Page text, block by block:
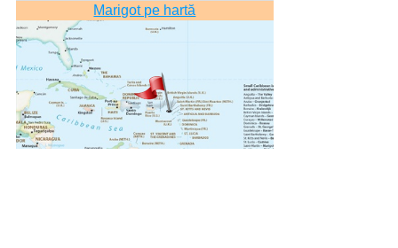
Marigot pe hartă